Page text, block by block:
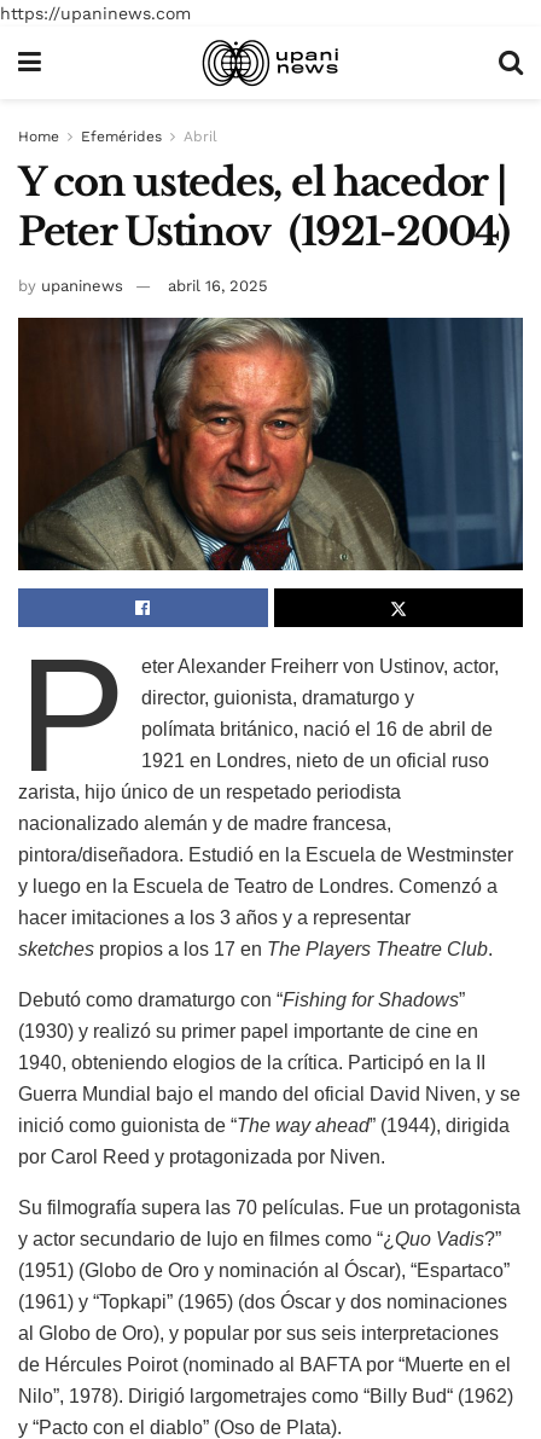
https://upaninews.com
Home Efemérides Abril
Y con ustedes, el hacedor |
Peter Ustinov (1921-2004)
by upaninews abril 16, 2025
P
eter Alexander Freiherr von Ustinov, actor,
director, guionista, dramaturgo y
polímata británico, nació el 16 de abril de
1921 en Londres, nieto de un oficial ruso
zarista, hijo único de un respetado periodista
nacionalizado alemán y de madre francesa,
pintora/diseñadora. Estudió en la Escuela de Westminster
y luego en la Escuela de Teatro de Londres. Comenzó a
hacer imitaciones a los 3 años y a representar
sketches propios a los 17 en The Players Theatre Club.
Debutó como dramaturgo con “Fishing for Shadows”
(1930) y realizó su primer papel importante de cine en
1940, obteniendo elogios de la crítica. Participó en la II
Guerra Mundial bajo el mando del oficial David Niven, y se
inició como guionista de “The way ahead” (1944), dirigida
por Carol Reed y protagonizada por Niven.
Su filmografía supera las 70 películas. Fue un protagonista
y actor secundario de lujo en filmes como “¿ Quo Vadis?”
(1951) (Globo de Oro y nominación al Óscar), “Espartaco”
(1961) y “Topkapi” (1965) (dos Óscar y dos nominaciones
al Globo de Oro), y popular por sus seis interpretaciones
de Hércules Poirot (nominado al BAFTA por “Muerte en el
Nilo”, 1978). Dirigió largometrajes como “Billy Bud“ (1962)
y “Pacto con el diablo” (Oso de Plata).